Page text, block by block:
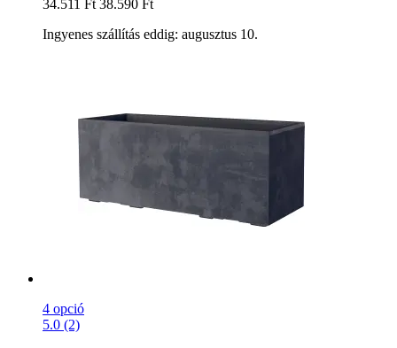
34.511 Ft 38.590 Ft
Ingyenes szállítás eddig: augusztus 10.
4 opció
5.0 (2)